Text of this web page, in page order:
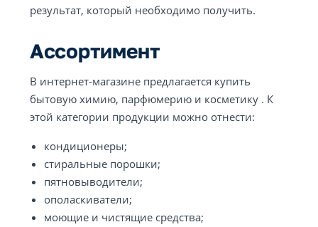
результат, который необходимо получить.
Ассортимент
В интернет-магазине предлагается купить
бытовую химию, парфюмерию и косметику . К
этой категории продукции можно отнести:
кондиционеры;
стиральные порошки;
пятновыводители;
ополаскиватели;
моющие и чистящие средства;